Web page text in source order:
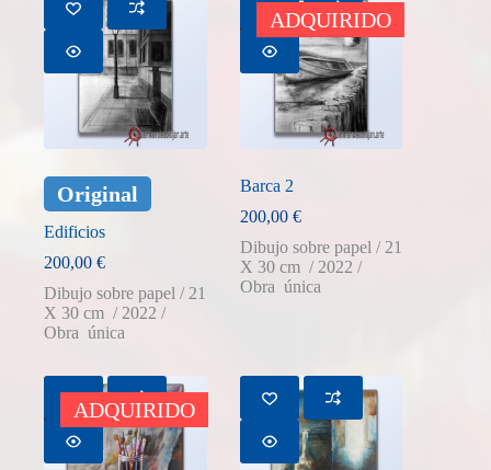
Original
Edificios
200,00 €
Dibujo sobre papel / 21
X 30 cm / 2022 /
Obra única
ADQUIRIDO
AGOTADO
Barca 2
200,00 €
Dibujo sobre papel / 21
X 30 cm / 2022 /
Obra única
ADQUIRIDO
AGOTADO